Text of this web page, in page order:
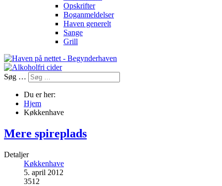
Opskrifter
Boganmeldelser
Haven generelt
Sange
Grill
Søg …
Du er her:
Hjem
Køkkenhave
Mere spireplads
Detaljer
Køkkenhave
5. april 2012
3512